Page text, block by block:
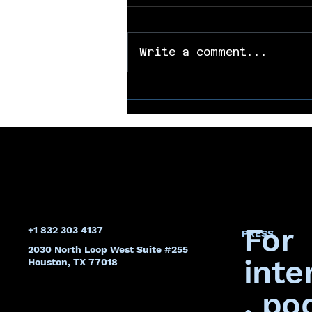
Obligatoria: Por qué
el Conference of
Write a comment...
+1 832 303 4137
2030 North Loop West Suite #255
Houston, TX 77018
PRESS
For
,